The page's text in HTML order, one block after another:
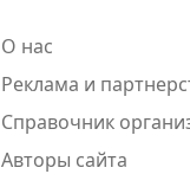
О нас
Реклама и
Справочник
Авторы сайта